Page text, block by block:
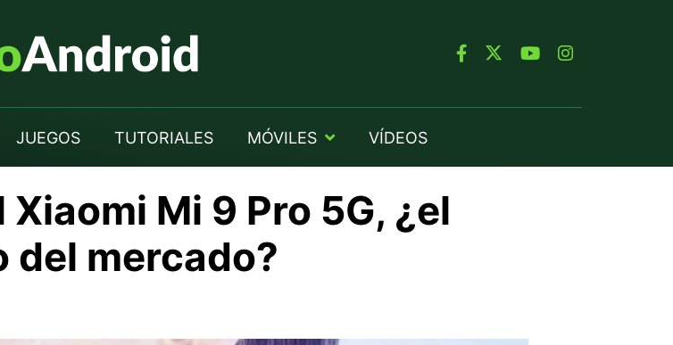
JUEGOS TUTORIALES MÓVILES VÍDEOS
Mi 9 Pro 5G, ¿el
del mercado?